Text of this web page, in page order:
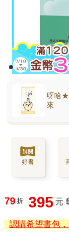
呀哈★
來
好書
79 折 395 元
認購希望書包